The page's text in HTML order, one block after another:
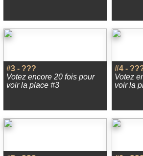
#3 - ???
Votez encore 20 fois pour
voir la place #3
#4 -
Votez
voir la